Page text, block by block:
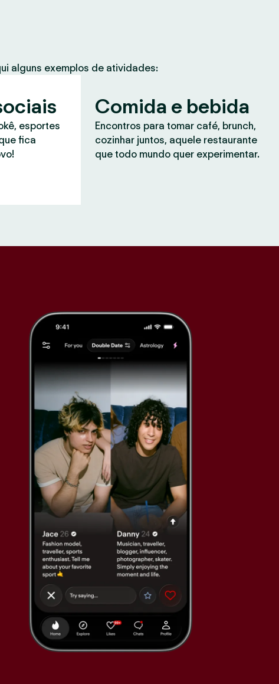
alguns exemplos de atividades:
esportes
fica
Comida e bebida
Encontros para tomar café, brunch,
cozinhar juntos, aquele restaurante
que todo mundo quer experimentar.